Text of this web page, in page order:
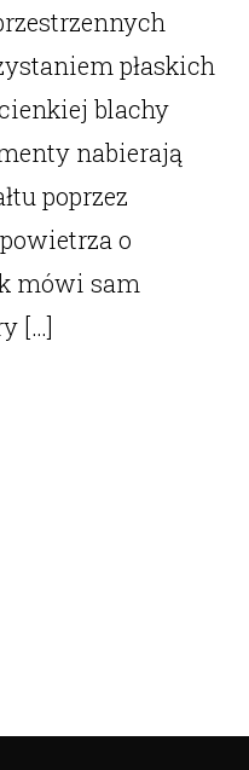
płaskich
blachy
nabierają
poprzez
o
mówi sam
[…]